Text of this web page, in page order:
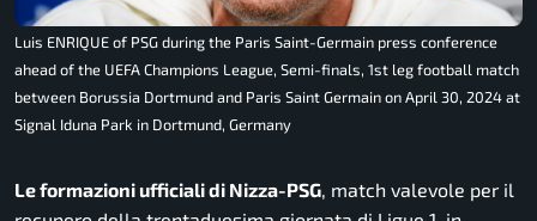
Luis ENRIQUE of PSG during the Paris Saint-Germain press conference
ahead of the UEFA Champions League, Semi-finals, 1st leg football match
between Borussia Dortmund and Paris Saint Germain on April 30, 2024 at
Signal Iduna Park in Dortmund, Germany
Le formazioni ufficiali di Nizza-PSG, match valevole per il